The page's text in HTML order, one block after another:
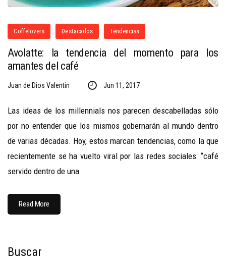
Coffelovers Destacados Tendencias
Avolatte: la tendencia del momento para los
amantes del café
Juan de Dios Valentin Jun 11, 2017
Las ideas de los millennials nos parecen descabelladas sólo
por no entender que los mismos gobernarán al mundo dentro
de varias décadas. Hoy, estos marcan tendencias, como la que
recientemente se ha vuelto viral por las redes sociales: “café
servido dentro de una
Read More
Buscar